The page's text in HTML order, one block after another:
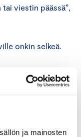
ja mainosten
viestin päässä”,
onkin selkeä.
ja painopisteet
toteutumisen.